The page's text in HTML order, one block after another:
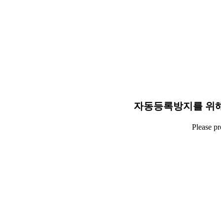
자동등록방지를 위
Please